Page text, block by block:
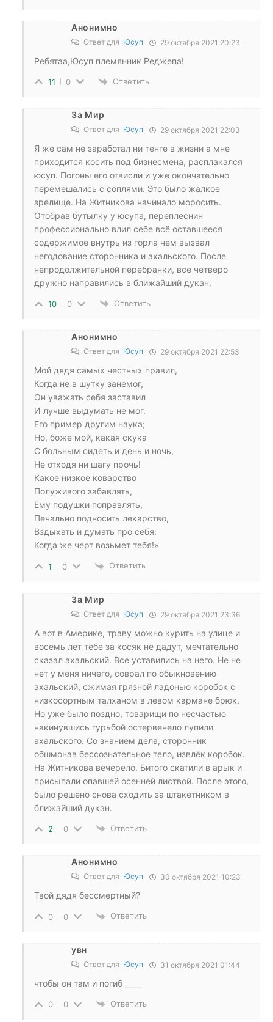
Анонимно
Ответ для Юсуп 29 октября 2021 20:23
Ребятаа,Юсуп племянник Реджепа!
11 0 Ответить
За Мир
Ответ для Юсуп 29 октября 2021 22:03
Я же сам не заработал ни тенге в жизни а мне
приходится косить под бизнесмена, расплакался
юсуп. Погоны его отвисли и уже окончательно
перемешались с соплями. Это было жалкое
зрелище. На Житникова начинало моросить.
Отобрав бутылку у юсупа, переплеснин
профессионально влил себе всё оставшееся
содержимое внутрь из горла чем вызвал
негодование сторонника и ахальского. После
непродолжительной перебранки, все четверо
дружно направились в ближайший дукан.
10 0 Ответить
Анонимно
Ответ для Юсуп 29 октября 2021 22:53
Мой дядя самых честных правил,
Когда не в шутку занемог,
Он уважать себя заставил
И лучше выдумать не мог.
Его пример другим наука;
Но, боже мой, какая скука
С больным сидеть и день и ночь,
Не отходя ни шагу прочь!
Какое низкое коварство
Полуживого забавлять,
Ему подушки поправлять,
Печально подносить лекарство,
Вздыхать и думать про себя:
Когда же черт возьмет тебя!»
1 0 Ответить
За Мир
Ответ для Юсуп 29 октября 2021 23:36
А вот в Америке, траву можно курить на улице и
восемь лет тебе за косяк не дадут, мечтательно
сказал ахальский. Все уставились на него. Не не
нет у меня ничего, соврал по обыкновению
ахальский, сжимая грязной ладонью коробок с
низкосортным талханом в левом кармане брюк.
Но уже было поздно, товарищи по несчастью
накинувшись гурьбой остервенело лупили
ахальского. Со знанием дела, сторонник
обшмонав бессознательное тело, извлёк коробок.
На Житникова вечерело. Битого скатили в арык и
присыпали опавшей осенней листвой. После этого,
было решено снова сходить за штакетником в
ближайший дукан.
2 0 Ответить
Анонимно
Ответ для Юсуп 30 октября 2021 10:23
Твой дядя бессмертный?
0 0 Ответить
увн
Ответ для Юсуп 31 октября 2021 01:44
чтобы он там и погиб _____
0 0 Ответить